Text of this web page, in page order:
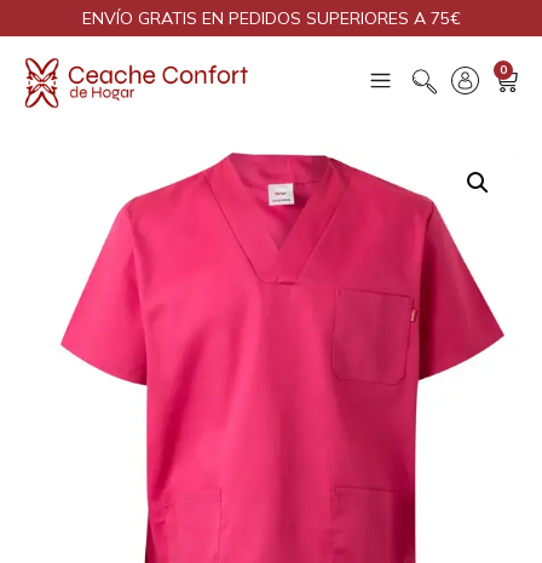
ENVÍO GRATIS EN PEDIDOS SUPERIORES A 75€
0